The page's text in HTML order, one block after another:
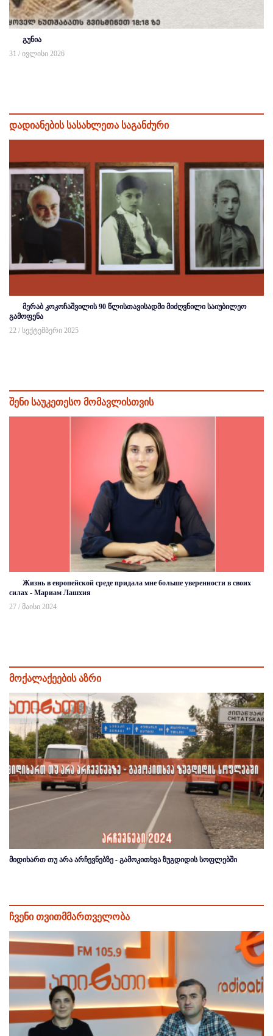
გუნია
31 / ივლისი 2026
დადიანების სასახლეთა საგანძური
მერაბ კოკოჩაშვილის 90 წლისთავისადმი მიძღვნილი საიუბილეო
გამოფენა
22 / სექტემბერი 2025
შენი საუკეთესო მომავლისთვის
Жизнь в европейской среде придала мне больше уверенности в своих
силах - Мариам Лашхия
27 / მაისი 2024
მოქალაქეების აზრი
მიდიხართ თუ არა არჩევნებზე - გამოკითხვა ზუგდიდის სოფლებში
ჩვენი თვითმმართველობა